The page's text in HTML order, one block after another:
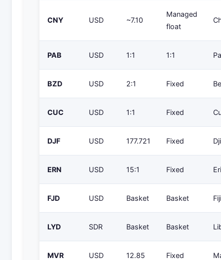
CNY USD ~7.10
Managed
float
PAB USD 1:1 1:1
BZD USD 2:1 Fixed
CUC USD 1:1 Fixed
DJF USD 177.721 Fixed
ERN USD 15:1 Fixed
FJD USD Basket Basket Fiji
LYD SDR Basket Basket
MVR USD 12.85 Fixed